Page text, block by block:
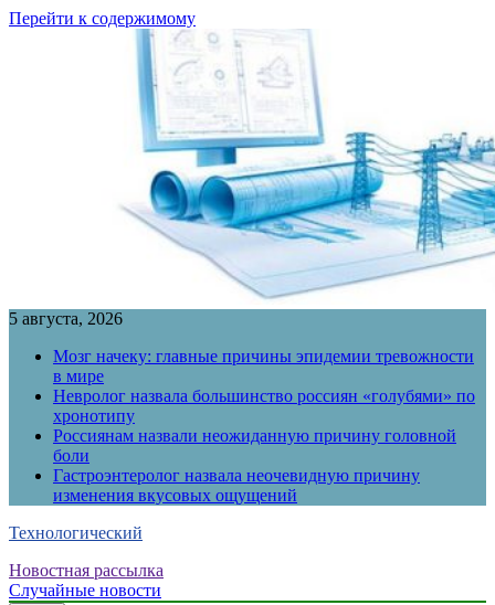
Перейти к содержимому
5 августа, 2026
Мозг начеку: главные причины эпидемии тревожности
в мире
Невролог назвала большинство россиян «голубями» по
хронотипу
Россиянам назвали неожиданную причину головной
боли
Гастроэнтеролог назвала неочевидную причину
изменения вкусовых ощущений
Технологический
Новостная рассылка
Случайные новости